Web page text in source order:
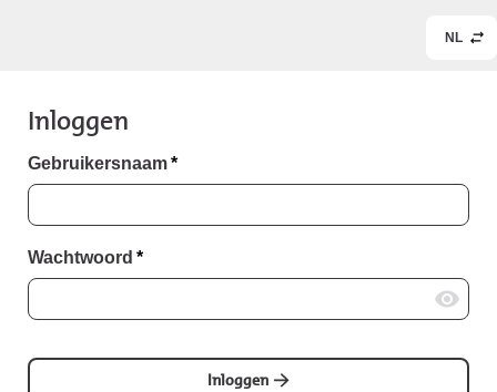
NL
Inloggen
Gebruikersnaam*
Wachtwoord *
Inloggen